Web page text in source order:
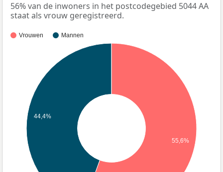
56% van de inwoners in het postcodegebied 5044 AA
staat als vrouw geregistreerd.
Vrouwen Mannen
44,4%
55,6%